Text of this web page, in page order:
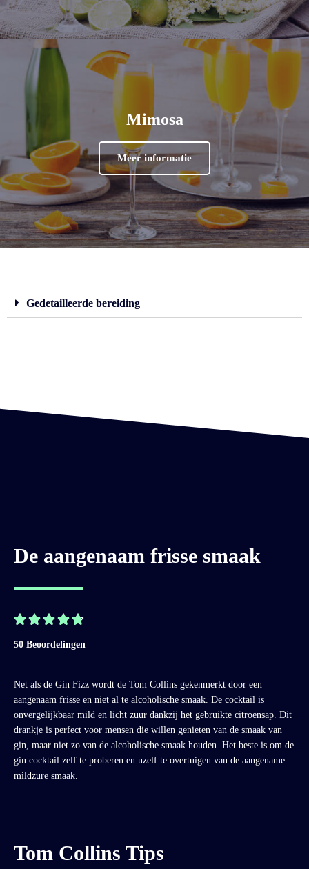
Mimosa
Meer informatie
Gedetailleerde bereiding
De aangenaam frisse smaak

50 Beoordelingen
Net als de Gin Fizz wordt de Tom Collins gekenmerkt door een
aangenaam frisse en niet al te alcoholische smaak. De cocktail is
onvergelijkbaar mild en licht zuur dankzij het gebruikte citroensap. Dit
drankje is perfect voor mensen die willen genieten van de smaak van
gin, maar niet zo van de alcoholische smaak houden. Het beste is om de
gin cocktail zelf te proberen en uzelf te overtuigen van de aangename
mildzure smaak.
Tom Collins Tips